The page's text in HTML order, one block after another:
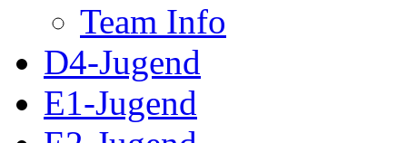
Team Info
D4-Jugend
E1-Jugend